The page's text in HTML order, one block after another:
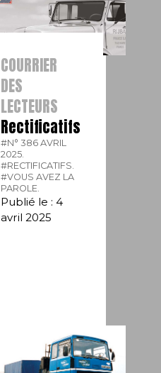
COURRIER
DES
LECTEURS
Rectificatifs
#N° 386 AVRIL
2025.
#RECTIFICATIFS.
#VOUS AVEZ LA
PAROLE.
Publié le : 4
avril 2025